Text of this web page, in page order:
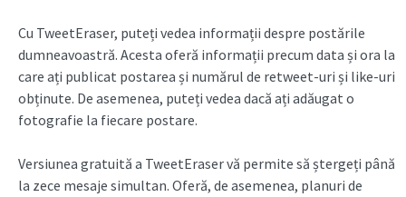
Cu TweetEraser, puteți vedea informații despre postările
dumneavoastră. Acesta oferă informații precum data și ora la
care ați publicat postarea și numărul de retweet-uri și like-uri
obținute. De asemenea, puteți vedea dacă ați adăugat o
fotografie la fiecare postare.
Versiunea gratuită a TweetEraser vă permite să ștergeți până
la zece mesaje simultan. Oferă, de asemenea, planuri de